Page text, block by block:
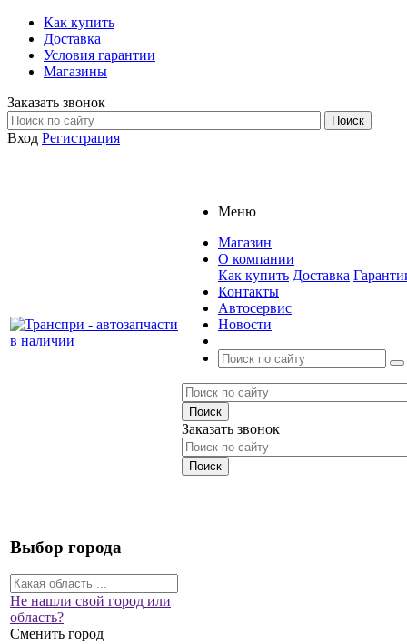
Как купить
Доставка
Условия гарантии
Магазины
Заказать звонок
Вход Регистрация
Меню
Магазин
О компании
Как купить Доставка
Контакты
Автосервис
Новости
Заказать звонок
Выбор города
Не нашли свой город или
область?
Сменить город